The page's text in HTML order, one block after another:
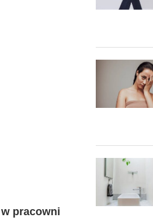
pracowni